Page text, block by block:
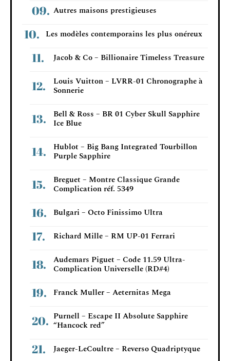
Autres maisons prestigieuses
Les modèles contemporains les plus onéreux
Jacob & Co – Billionaire Timeless Treasure
Louis Vuitton – LVRR-01 Chronographe à
Sonnerie
Bell & Ross – BR 01 Cyber Skull Sapphire
Ice Blue
Hublot – Big Bang Integrated Tourbillon
Purple Sapphire
Breguet – Montre Classique Grande
Complication réf. 5349
Bulgari – Octo Finissimo Ultra
Richard Mille – RM UP-01 Ferrari
Audemars Piguet – Code 11.59 Ultra-
Complication Universelle (RD#4)
Franck Muller – Aeternitas Mega
Purnell – Escape II Absolute Sapphire
“Hancock red”
Jaeger-LeCoultre – Reverso Quadriptyque